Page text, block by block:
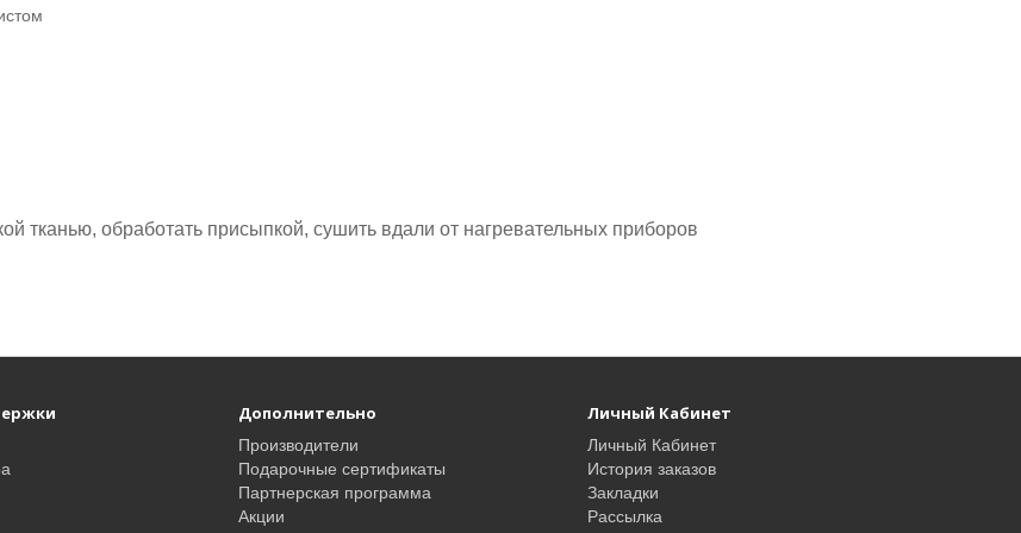
тканью, обработать присыпкой, сушить вдали от нагревательных приборов
Дополнительно
Производители
Подарочные сертификаты
Партнерская программа
Акции
Личный Кабинет
Личный Кабинет
История заказов
Закладки
Рассылка